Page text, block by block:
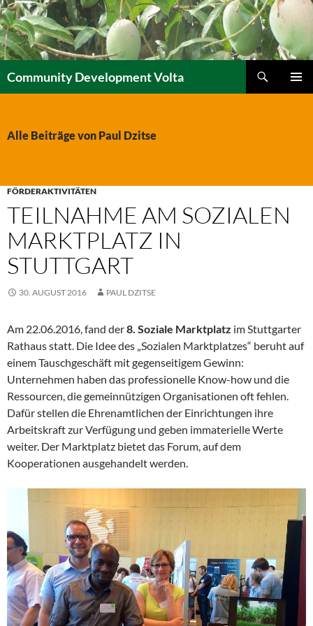
Zum
Inhalt
springen
Community Development Volta
Alle Beiträge von Paul Dzitse
FÖRDERAKTIVITÄTEN
TEILNAHME AM SOZIALEN
MARKTPLATZ IN
STUTTGART
30. AUGUST 2016 PAUL DZITSE
Am 22.06.2016, fand der8. Soziale Marktplatz im Stuttgarter
Rathaus statt. Die Idee des „Sozialen Marktplatzes“ beruht auf
einem Tauschgeschäft mit gegenseitigem Gewinn:
Unternehmen haben das professionelle Know-how und die
Ressourcen, die gemeinnützigen Organisationen oft fehlen.
Dafür stellen die Ehrenamtlichen der Einrichtungen ihre
Arbeitskraft zur Verfügung und geben immaterielle Werte
weiter. Der Marktplatz bietet das Forum, auf dem
Kooperationen ausgehandelt werden.